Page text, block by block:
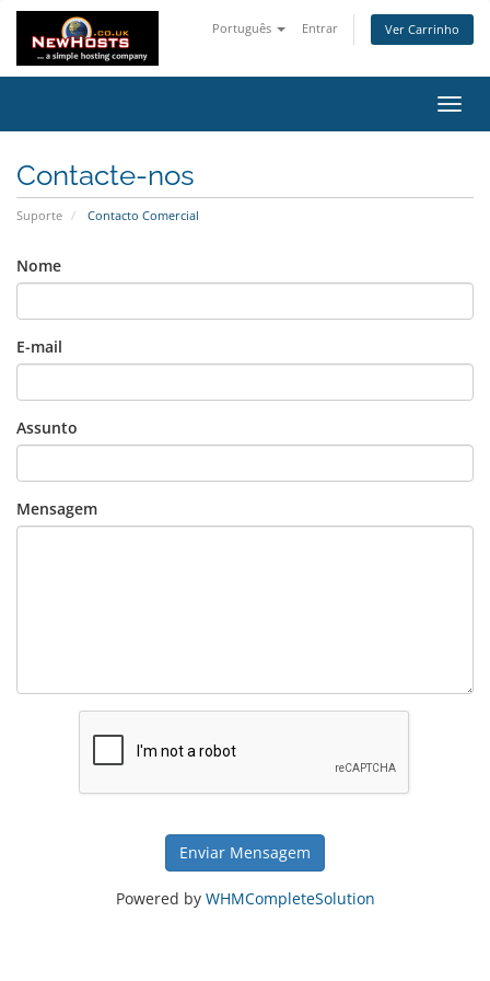
Português Entrar Ver Carrinho
Contacte-nos
Suporte Contacto Comercial
Nome
E-mail
Assunto
Mensagem
Enviar Mensagem
Powered by WHMCompleteSolution